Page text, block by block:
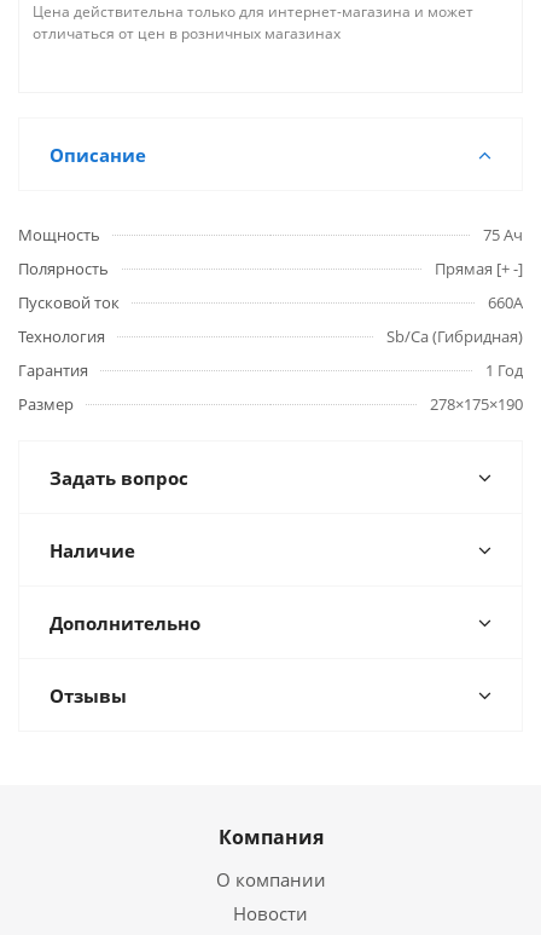
Цена действительна только для интернет-магазина и может
отличаться от цен в розничных магазинах
Описание
Мощность
75 Ач
Полярность
Прямая [+ -]
Пусковой ток
660А
Технология
Sb/Ca (Гибридная)
Гарантия
1 Год
Размер
278×175×190
Задать вопрос
Наличие
Дополнительно
Отзывы
Компания
О компании
Новости